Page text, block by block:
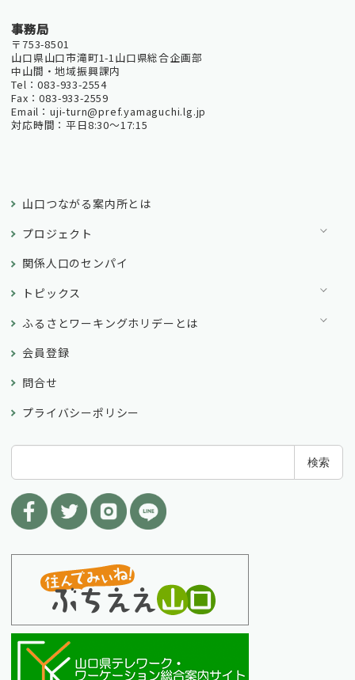
事務局
〒753-8501
山口県山口市滝町1-1山口県総合企画部
中山間・地域振興課内
Tel：083-933-2554
Fax：083-933-2559
Email：uji-turn@pref.yamaguchi.lg.jp
対応時間：平日8:30～17:15
山口つながる案内所とは
プロジェクト
関係人口のセンパイ
トピックス
ふるさとワーキングホリデーとは
会員登録
問合せ
プライバシーポリシー
索
検索